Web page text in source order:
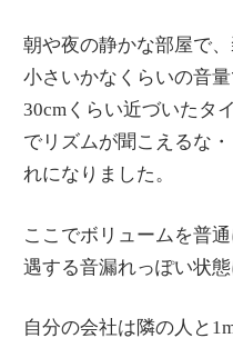
朝や夜の静かな部屋で
小さいかなくらいの音
30cmくらい近づいたタ
でリズムが聞こえるな
れになりました。
ここでボリュームを普
遇する音漏れっぽい状態
自分の会社は隣の人と